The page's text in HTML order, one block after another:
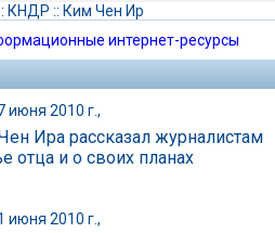
КНДР :: Ким Чен Ир
интернет-ресурсы
июня 2010 г.,
Ира рассказал журналистам
отца и о своих планах
июня 2010 г.,